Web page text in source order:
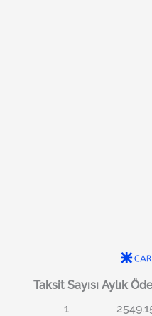
Taksit Sayısı Aylık
1